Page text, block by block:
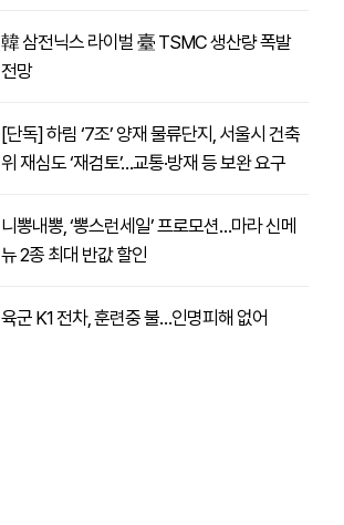
韓 삼전닉스 라이벌 臺 TSMC 생산량 폭발
전망
[단독] 하림 ‘7조’ 양재 물류단지, 서울시 건축
위 재심도 ‘재검토’…교통·방재 등 보완 요구
니뽕내뽕, ‘뽕스런세일’ 프로모션…마라 신메
뉴 2종 최대 반값 할인
육군 K1 전차, 훈련중 불…인명피해 없어